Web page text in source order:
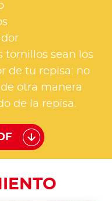
tornillos sean los
de tu repisa: no
otra manera
de la repisa.